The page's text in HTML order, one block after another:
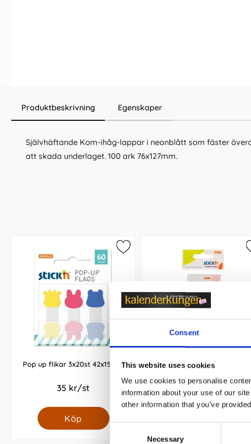
Consent
This website uses cookies
We use cookies to personalise
information about your use of our
other information that you’ve
Necessary
Produktbeskrivning Egenskaper
Självhäftande Kom-ihåg-lappar i neonblått som fäster
att skada underlaget. 100 ark 76x127mm.
Pop up flikar 3x20st 42x15mm
35 kr/st
Köp
Indexflikar 50x12mm Rainbow
30 kr/st